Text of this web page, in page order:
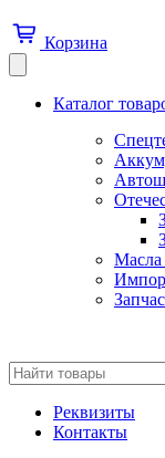
Корзина
Каталог
Масла
Реквизиты
Контакты